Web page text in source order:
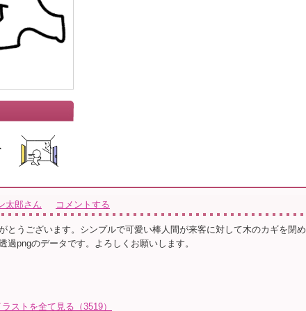
太郎さん コメントする
とうございます。シンプルで可愛い棒人間が来客に対して木のカギを閉め
過pngのデータです。よろしくお願いします。
ストを全て見る（3519）